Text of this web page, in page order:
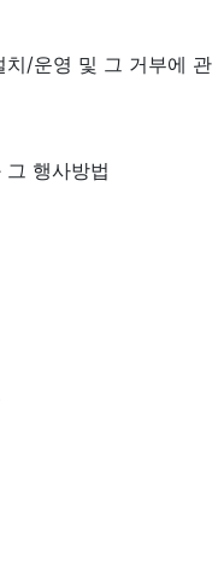
치/운영 및 그 거부에 관
행사방법